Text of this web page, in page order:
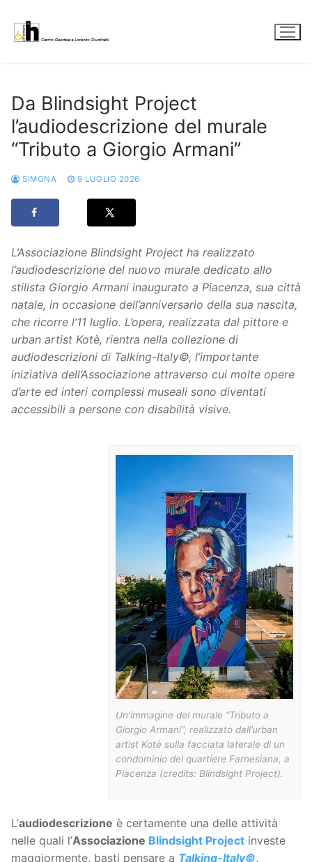
contenuto
Da Blindsight Project
l’audiodescrizione del murale
“Tributo a Giorgio Armani”
SIMONA 9 LUGLIO 2026
L’Associazione Blindsight Project ha realizzato
l’audiodescrizione del nuovo murale dedicato allo
stilista Giorgio Armani inaugurato a Piacenza, sua città
natale, in occasione dell’anniversario della sua nascita,
che ricorre l’11 luglio. L’opera, realizzata dal pittore e
urban artist Kotè, rientra nella collezione di
audiodescrizioni di Talking-Italy©, l’importante
iniziativa dell’Associazione attraverso cui molte opere
d’arte ed interi complessi museali sono diventati
accessibili a persone con disabilità visive.
Un’immagine del murale “Tributo a
Giorgio Armani”, realizzato dall’urban
artist Kotè sulla facciata laterale di un
condominio del quartiere Farnesiana, a
Piacenza (credits: Blindsight Project).
L’audiodescrizione è certamente una delle attività
nelle quali l’Associazione Blindsight Project investe
maggiormente, basti pensare a Talking-Italy©,